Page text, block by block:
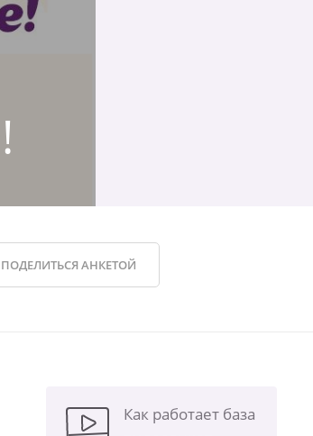
ПОДЕЛИТЬСЯАНКЕТОЙ
Как работает база